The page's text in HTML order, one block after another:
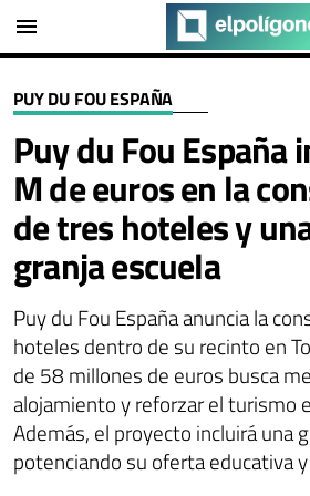
menu
PUY DU FOU ESPAÑA
Puy du Fou España
M de euros en la
de tres hoteles y
granja escuela
Puy du Fou España anuncia la
hoteles dentro de su recinto en
de 58 millones de euros busca
alojamiento y reforzar el turismo
Además, el proyecto incluirá una
potenciando su oferta educativa